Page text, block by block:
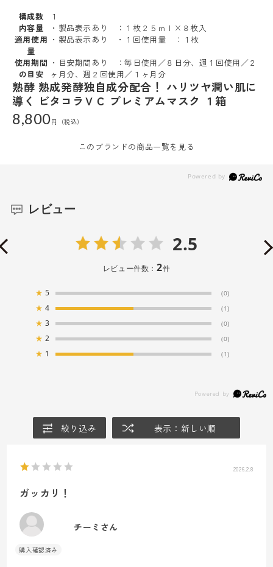
熟酵 熟成発酵独自成分配合！ ハリツヤ潤い肌に
導く ビタコラＶＣ プレミアムマスク １箱
8,800
このブランドの商品一覧を見る
構成数
１
内容量
・製品表示あり ：１枚２５ｍｌ×８枚入
適用使用
量
・製品表示あり ・１回使用量 ：１枚
使用期間
の目安
・目安期間あり ：毎日使用／８日分、週１回使用／２
ヶ月分、週２回使用／１ヶ月分
レビュー
2.5
レビュー件数： 2件
★ 5 (0)
★ 4 (1)
★ 3 (0)
★ 2 (0)
★ 1 (1)
絞り込み 表示：新しい順
2026.2.8
ガッカリ！
チーミさん